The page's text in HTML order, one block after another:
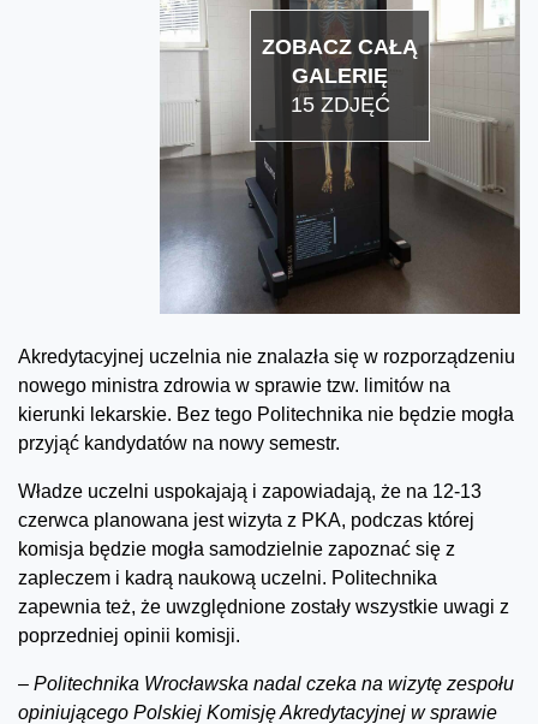
ZOBACZ CAŁĄ
GALERIĘ
15 ZDJĘĆ
Akredytacyjnej uczelnia nie znalazła się w rozporządzeniu
nowego ministra zdrowia w sprawie tzw. limitów na
kierunki lekarskie. Bez tego Politechnika nie będzie mogła
przyjąć kandydatów na nowy semestr.
Władze uczelni uspokajają i zapowiadają, że na 12-13
czerwca planowana jest wizyta z PKA, podczas której
komisja będzie mogła samodzielnie zapoznać się z
zapleczem i kadrą naukową uczelni. Politechnika
zapewnia też, że uwzględnione zostały wszystkie uwagi z
poprzedniej opinii komisji.
– Politechnika Wrocławska nadal czeka na wizytę zespołu
opiniującego Polskiej Komisję Akredytacyjnej w sprawie